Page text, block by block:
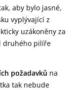
aby bylo jasné,
vyplývající z
uzákoněny za
druhého pilíře
požadavků na
tak nebude